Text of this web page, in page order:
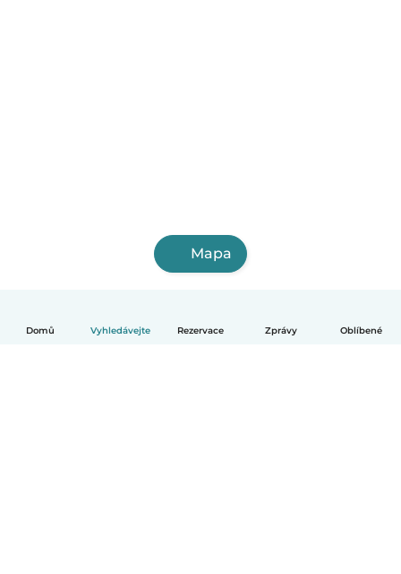
Domů Vyhledávejte Rezervace Zprávy Oblíbené
Mapa